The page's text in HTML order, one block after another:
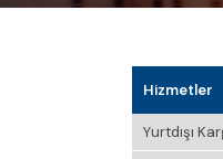
Hizmetler
Yurtdışı